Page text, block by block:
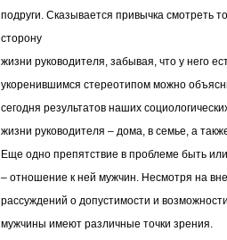
подруги. Сказывается привычка смотреть
сторону
жизни руководителя, забывая, что у него
укоренившимся стереотипом можно
сегодня результатов наших
жизни руководителя – дома, в семье, а
Еще одно препятствие в проблеме быть
– отношение к ней мужчин. Несмотря на
рассуждений о допустимости и
мужчины имеют различные точки зрения.